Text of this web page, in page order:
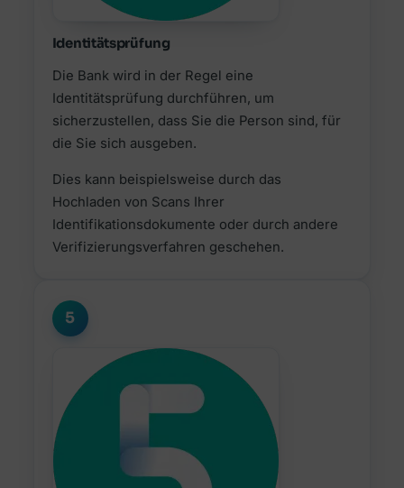
Identitätsprüfung
Die Bank wird in der Regel eine
Identitätsprüfung durchführen, um
sicherzustellen, dass Sie die Person sind, für
die Sie sich ausgeben.
Dies kann beispielsweise durch das
Hochladen von Scans Ihrer
Identifikationsdokumente oder durch andere
Verifizierungsverfahren geschehen.
5